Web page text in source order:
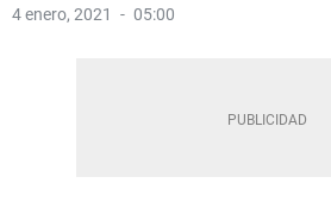
4 enero, 2021 05:00